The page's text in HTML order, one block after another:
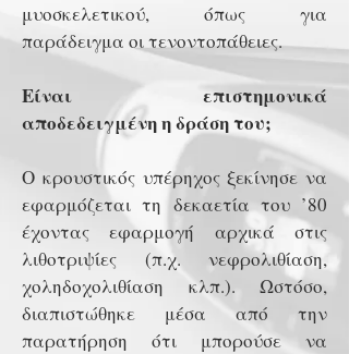
μυοσκελετικού, όπως για
παράδειγμα οι τενοντοπάθειες.
Είναι επιστημονικά
αποδεδειγμένη η δράση του;
Ο κρουστικός υπέρηχος ξεκίνησε να
εφαρμόζεται τη δεκαετία του ’80
έχοντας εφαρμογή αρχικά στις
λιθοτριψίες (π.χ. νεφρολιθίαση,
χοληδοχολιθίαση κλπ.). Ωστόσο,
διαπιστώθηκε μέσα από την
παρατήρηση ότι μπορούσε να